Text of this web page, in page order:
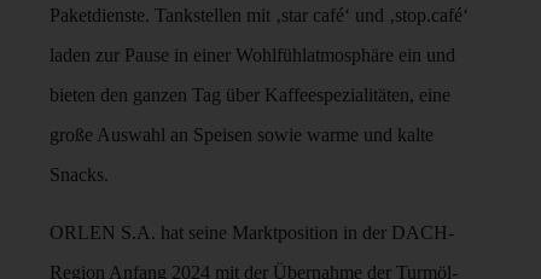
Paketdienste. Tankstellen mit ‚star café‘ und ‚stop.café‘
laden zur Pause in einer Wohlfühlatmosphäre ein und
bieten den ganzen Tag über Kaffeespezialitäten, eine
große Auswahl an Speisen sowie warme und kalte
Snacks.
ORLEN S.A. hat seine Marktposition in der DACH-
Region Anfang 2024 mit der Übernahme der Turmöl-